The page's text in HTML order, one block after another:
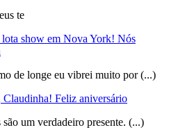
te
show em Nova York! Nós
de longe eu vibrei muito por (...)
Claudinha! Feliz aniversário
um verdadeiro presente. (...)